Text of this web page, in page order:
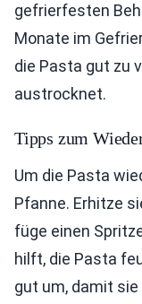
gefrierfesten
Monate im
die Pasta gut zu
austrocknet.
Tipps zum
Um die Pasta
Pfanne. Erhitze
füge einen
hilft, die Pasta
gut um, damit